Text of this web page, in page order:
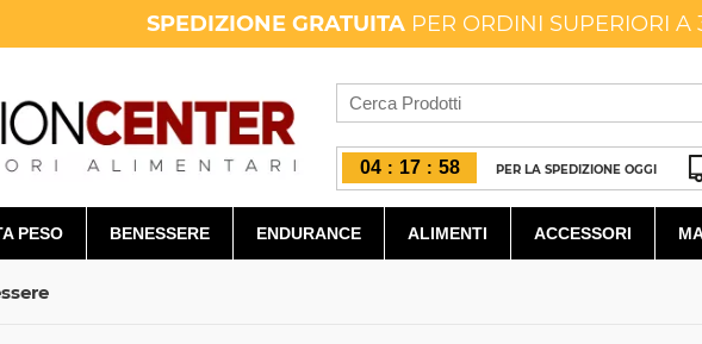
SPEDIZIONE GRATUITA PER ORDINI SUPERIORI
04 : 17 : 57 PER LA SPEDIZIONE OGGI
PESO BENESSERE ENDURANCE ALIMENTI ACCESSORI